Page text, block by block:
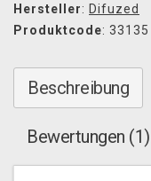
Hersteller: Difuzed
Produktcode: 33135
Beschreibung
Bewertungen (1)